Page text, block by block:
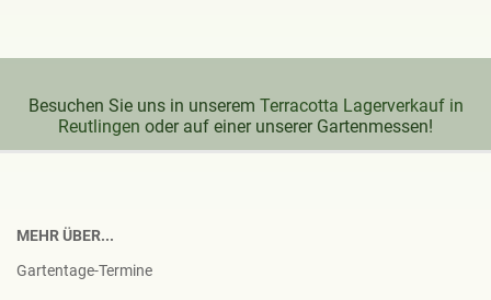
Besuchen Sie uns in unserem Terracotta Lagerverkauf in
Reutlingen oder auf einer unserer Gartenmessen!
MEHR ÜBER...
Gartentage-Termine